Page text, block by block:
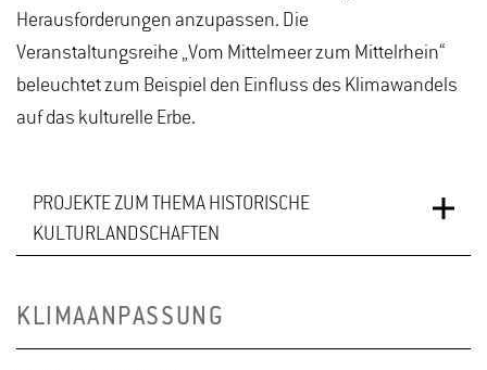
Herausforderungen anzupassen. Die
Veranstaltungsreihe „Vom Mittelmeer zum Mittelrhein“
beleuchtet zum Beispiel den Einfluss des Klimawandels
auf das kulturelle Erbe.
PROJEKTE ZUM THEMA HISTORISCHE
KULTURLANDSCHAFTEN
KLIMAANPASSUNG